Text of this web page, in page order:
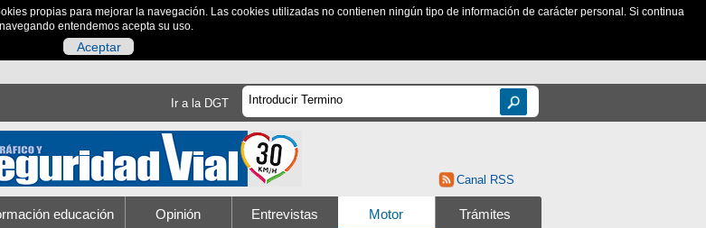
propias para mejorar la navegación. Las cookies utilizadas no contienen ningún tipo de información de carácter personal. Si continua
navegando entendemos acepta su uso.
Aceptar
Ir a la DGT
Canal RSS
educación Opinión Entrevistas Motor Trámites